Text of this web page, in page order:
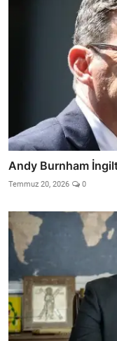
Andy Burnham
Temmuz 20, 2026 0